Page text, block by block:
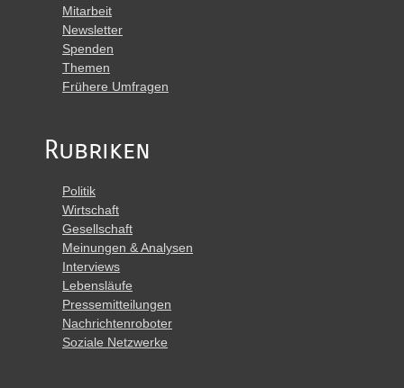
Mitarbeit
Newsletter
Spenden
Themen
Frühere Umfragen
Rubriken
Politik
Wirtschaft
Gesellschaft
Meinungen & Analysen
Interviews
Lebensläufe
Pressemitteilungen
Nachrichtenroboter
Soziale Netzwerke